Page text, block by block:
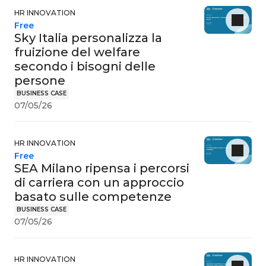
HR INNOVATION
BUSINESS CASE
Sky Italia personalizza la
fruizione del welfare
secondo i bisogni delle
persone
Free
07/05/26
HR INNOVATION
BUSINESS CASE
SEA Milano ripensa i percorsi
di carriera con un approccio
basato sulle competenze
Free
07/05/26
HR INNOVATION